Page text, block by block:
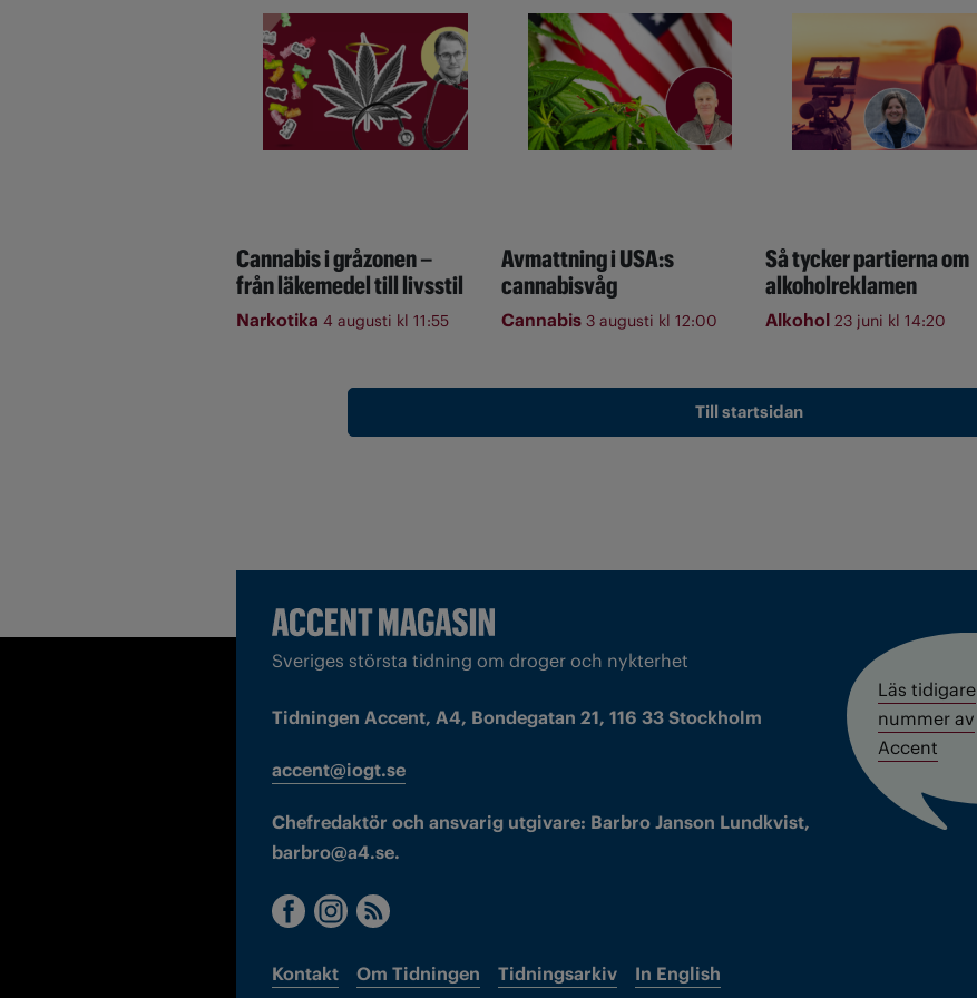
Cannabis i gråzonen –
från läkemedel till livsstil
Narkotika 4 augusti kl 11:55
Avmattning i USA:s
cannabisvåg
Cannabis 3 augusti kl 12:00
Så tycker partierna om
alkoholreklamen
Alkohol 23 juni kl 14:20
Till startsidan
Sveriges största tidning om droger och nykterhet
Tidningen Accent, A4, Bondegatan 21, 116 33 Stockholm
accent@iogt.se
Chefredaktör och ansvarig utgivare: Barbro Janson Lundkvist,
barbro@a4.se.
Kontakt Om Tidningen Tidningsarkiv In English
Läs tidigare
nummer av
Accent